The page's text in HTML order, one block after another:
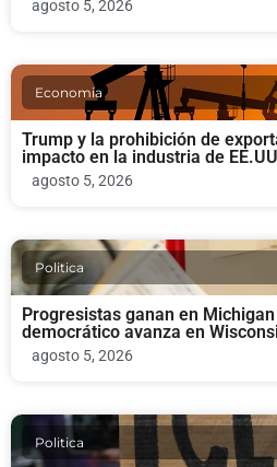
agosto 5, 2026
Economia
Trump y la prohibición de
impacto en la industria de
agosto 5, 2026
Politica
Progresistas ganan en
democrático avanza en
agosto 5, 2026
Politica